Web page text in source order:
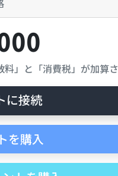
」と「消費税」が加算
に接続
を購入